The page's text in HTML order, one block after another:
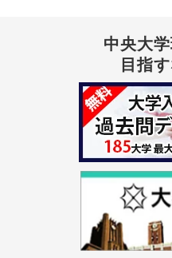
中央大
目指